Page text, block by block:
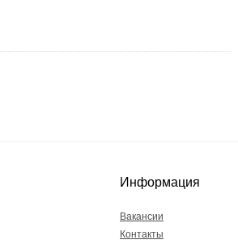
Информация
Вакансии
Контакты